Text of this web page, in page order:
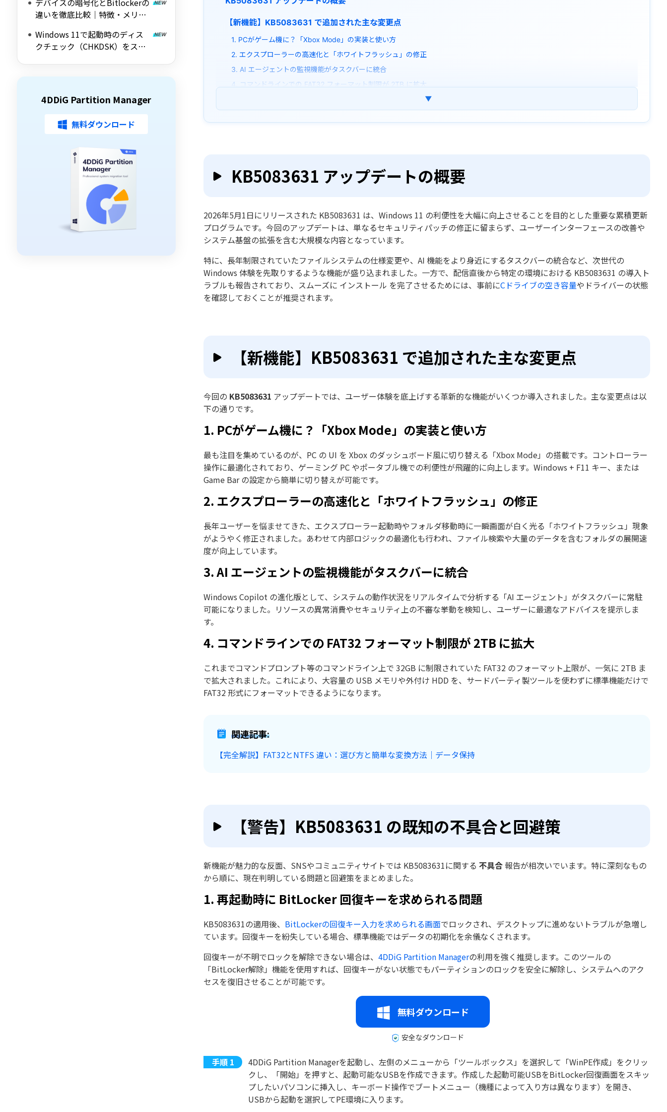
ールを紹介
デバイスの暗号化とBitlockerの
違いを徹底比較｜特徴・メリッ
解説
Windows 11で起動時のディス
クチェック（CHKDSK）をスキ
4DDiG Partition Manager
無料ダウンロード
【新機能】KB5083631 で追加された主な変更点
1. PCがゲーム機に？「Xbox Mode」の実装と使い方
2. エクスプローラーの高速化と「ホワイトフラッシュ」の修正
3. AI エージェントの監視機能がタスクバーに統合
4. コマンドラインでの FAT32 フォーマット制限が 2TB に拡大
1. 再起動時に BitLocker 回復キーを求められる問題
まとめ：KB5083631 は今すぐインストールすべきか？
▼
KB5083631 アップデートの概要
2026年5月1日にリリースされた KB5083631 は、Windows 11 の利便性を大幅に向上させることを目的とした重要な累積更新
プログラムです。今回のアップデートは、単なるセキュリティパッチの修正に留まらず、ユーザーインターフェースの改善や
システム基盤の拡張を含む大規模な内容となっています。
特に、長年制限されていたファイルシステムの仕様変更や、AI 機能をより身近にするタスクバーの統合など、次世代の
Windows 体験を先取りするような機能が盛り込まれました。一方で、配信直後から特定の環境における KB5083631 の導入ト
ラブルも報告されており、スムーズに インストール を完了させるためには、事前にCドライブの空き容量やドライバーの状態
を確認しておくことが推奨されます。
【新機能】KB5083631 で追加された主な変更点
今回の KB5083631 アップデートでは、ユーザー体験を底上げする革新的な機能がいくつか導入されました。主な変更点は以
下の通りです。
1. PCがゲーム機に？「Xbox Mode」の実装と使い方
最も注目を集めているのが、PC の UI を Xbox のダッシュボード風に切り替える「Xbox Mode」の搭載です。コントローラー
操作に最適化されており、ゲーミング PC やポータブル機での利便性が飛躍的に向上します。Windows + F11 キー、または
Game Bar の設定から簡単に切り替えが可能です。
2. エクスプローラーの高速化と「ホワイトフラッシュ」の修正
長年ユーザーを悩ませてきた、エクスプローラー起動時やフォルダ移動時に一瞬画面が白く光る「ホワイトフラッシュ」現象
がようやく修正されました。あわせて内部ロジックの最適化も行われ、ファイル検索や大量のデータを含むフォルダの展開速
度が向上しています。
3. AI エージェントの監視機能がタスクバーに統合
Windows Copilot の進化版として、システムの動作状況をリアルタイムで分析する「AI エージェント」がタスクバーに常駐
可能になりました。リソースの異常消費やセキュリティ上の不審な挙動を検知し、ユーザーに最適なアドバイスを提示しま
す。
4. コマンドラインでの FAT32 フォーマット制限が 2TB に拡大
これまでコマンドプロンプト等のコマンドライン上で 32GB に制限されていた FAT32 のフォーマット上限が、一気に 2TB ま
で拡大されました。これにより、大容量の USB メモリや外付け HDD を、サードパーティ製ツールを使わずに標準機能だけで
FAT32 形式にフォーマットできるようになります。
関連記事:
【完全解説】FAT32とNTFS 違い：選び方と簡単な変換方法｜データ保持
【警告】KB5083631 の既知の不具合と回避策
新機能が魅力的な反面、SNSやコミュニティサイトでは KB5083631に関する 不具合 報告が相次いでいます。特に深刻なもの
から順に、現在判明している問題と回避策をまとめました。
1. 再起動時に BitLocker 回復キーを求められる問題
KB5083631の適用後、 BitLockerの回復キー入力を求められる画面でロックされ、デスクトップに進めないトラブルが急増し
ています。回復キーを紛失している場合、標準機能ではデータの初期化を余儀なくされます。
回復キーが不明でロックを解除できない場合は、 4DDiG Partition Managerの利用を強く推奨します。このツールの
「BitLocker解除」機能を使用すれば、回復キーがない状態でもパーティションのロックを安全に解除し、システムへのアク
セスを復旧させることが可能です。
無料ダウンロード
安全なダウンロード
4DDiG Partition Managerを起動し、左側のメニューから「ツールボックス」を選択して「WinPE作成」をクリッ
クし、「開始」を押すと、起動可能なUSBを作成できます。作成した起動可能USBをBitLocker回復画面をスキッ
プしたいパソコンに挿入し、キーボード操作でブートメニュー（機種によって入り方は異なります）を開き、
USBから起動を選択してPE環境に入ります。